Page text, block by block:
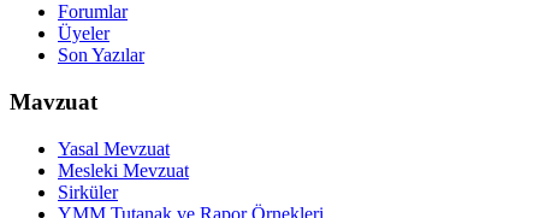
Forumlar
Üyeler
Son Yazılar
Mavzuat
Yasal Mevzuat
Mesleki Mevzuat
Sirküler
YMM Tutanak ve Rapor Örnekleri